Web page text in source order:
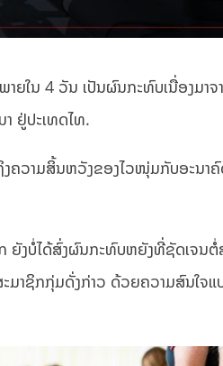
ຍໃນ 4 ວັນ ເປັນຜົນກະທົບເນື່ອງມາຈ
ຢູ່ປະເທດໄທ.
ຄວາມສິ້ນຫວັງຂອງໄວໜຸ່ມກັບອະນາ
ຍັງບໍ່ໄດ້ສົ່ງຜົນກະທົບຫຍັງທີ່ຊັດເຈນ
ມາຊິກກຸ່ມດັ່ງກ່າວ ດ້ວຍຄວາມສົນໃຈແ